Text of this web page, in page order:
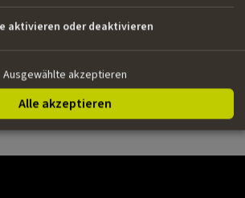
aktivieren oder deaktivieren
Ausgewählte akzeptieren
Alle akzeptieren